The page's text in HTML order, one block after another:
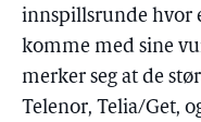
innspillsrunde hvor
komme med sine
merker seg at de
Telenor, Telia/Get,